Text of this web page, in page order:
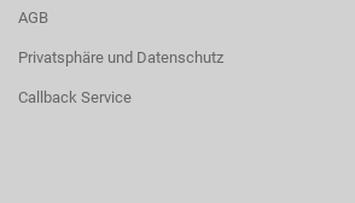
AGB
Privatsphäre und Datenschutz
Callback Service